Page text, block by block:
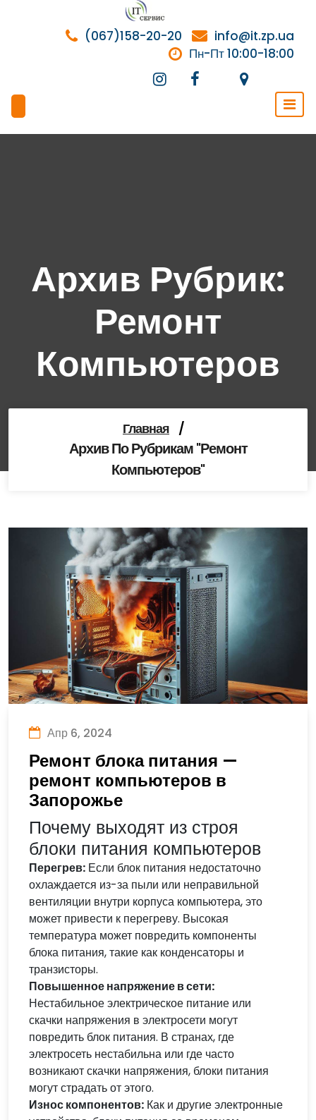
содержимому
info@it.zp.ua
(067)158-20-20
Пн-Пт 10:00-18:00
Архив Рубрик:
Ремонт
Компьютеров
Главная /
Архив По Рубрикам "Ремонт
Компьютеров"
Апр 6, 2024
Ремонт блока питания —
ремонт компьютеров в
Запорожье
Почему выходят из строя
блоки питания компьютеров
Перегрев:Если блок питания недостаточно
охлаждается из-за пыли или неправильной
вентиляции внутри корпуса компьютера, это
может привести к перегреву. Высокая
температура может повредить компоненты
блока питания, такие как конденсаторы и
транзисторы.
Повышенное напряжение в сети:
Нестабильное электрическое питание или
скачки напряжения в электросети могут
повредить блок питания. В странах, где
электросеть нестабильна или где часто
возникают скачки напряжения, блоки питания
могут страдать от этого.
Износ компонентов:Как и другие электронные